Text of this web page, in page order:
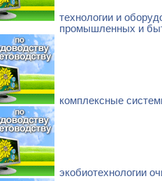
технологии и
промышленных и
комплексные
экобиотехнологии